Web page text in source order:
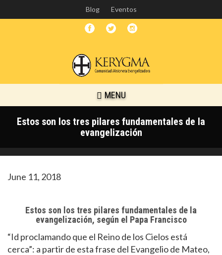
Skip
to
main
Blog Eventos
MENU
Estos son los tres pilares fundamentales de la
evangelización
June 11, 2018
Estos son los tres pilares fundamentales de la
evangelización, según el Papa Francisco
“Id proclamando que el Reino de los Cielos está
cerca”: a partir de esta frase del Evangelio de Mateo,